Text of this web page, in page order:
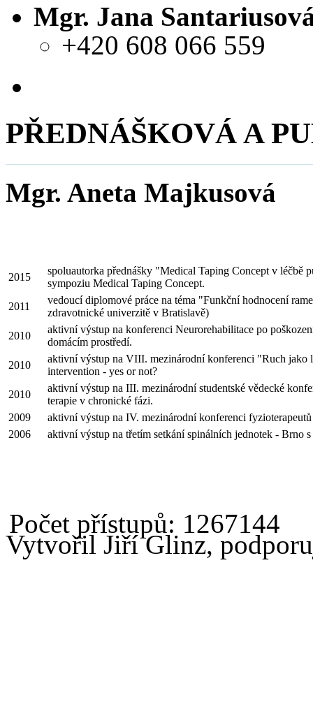
Mgr. Jana
+420 608 066 559
PŘEDNÁŠKOVÁ A
Mgr. Aneta Majkusová
2015
spoluautorka přednášky "Medical Taping Concept v léčbě
sympoziu Medical Taping Concept.
2011
vedoucí diplomové práce na téma "Funkční hodnocení
zdravotnické univerzitě v Bratislavě)
2010
aktivní výstup na konferenci Neurorehabilitace po
domácím prostředí.
2010
aktivní výstup na VIII. mezinárodní konferenci "Ruch jako
intervention - yes or not?
2010
aktivní výstup na III. mezinárodní studentské vědecké
terapie v chronické fázi.
2009
aktivní výstup na IV. mezinárodní konferenci
2006
aktivní výstup na třetím setkání spinálních jednotek -
Počet přístupů: 1267144
Vytvořil Jiří Glinz,